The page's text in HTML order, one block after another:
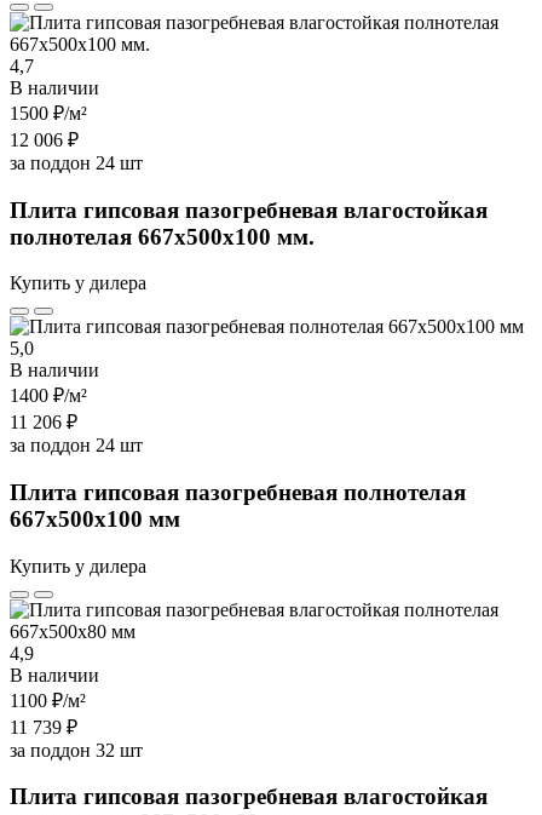
4,7
В наличии
1500 ₽/м²
12 006 ₽
за поддон 24 шт
Плита гипсовая пазогребневая влагостойкая
полнотелая 667х500х100 мм.
Купить у дилера
5,0
В наличии
1400 ₽/м²
11 206 ₽
за поддон 24 шт
Плита гипсовая пазогребневая полнотелая
667х500х100 мм
Купить у дилера
4,9
В наличии
1100 ₽/м²
11 739 ₽
за поддон 32 шт
Плита гипсовая пазогребневая влагостойкая